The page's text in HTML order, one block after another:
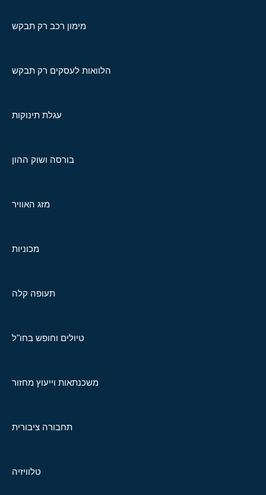
מימון רכב רק תבקש
הלוואות לעסקים רק תבקש
עגלת תינוקות
בורסה ושוק ההון
מזג האוויר
מכוניות
תעופה קלה
טיולים וחופש בחו"ל
משכנתאות וייעוץ מחזור
תחבורה ציבורית
טלוויזיה